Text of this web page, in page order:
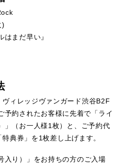
)
はまだ早い 』
ヴィレッジヴァンガード渋谷B2F
予約されたお客様に先着で「ライ
」（お一人様 1 枚）と、
ご予約代
特典券」を 1枚差し上げます。
入り） 」 をお持ちの方のご入場